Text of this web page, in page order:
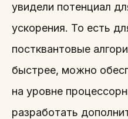
увидели потенциал
ускорения. То есть
постквантовые
быстрее, можно
на уровне
разработать